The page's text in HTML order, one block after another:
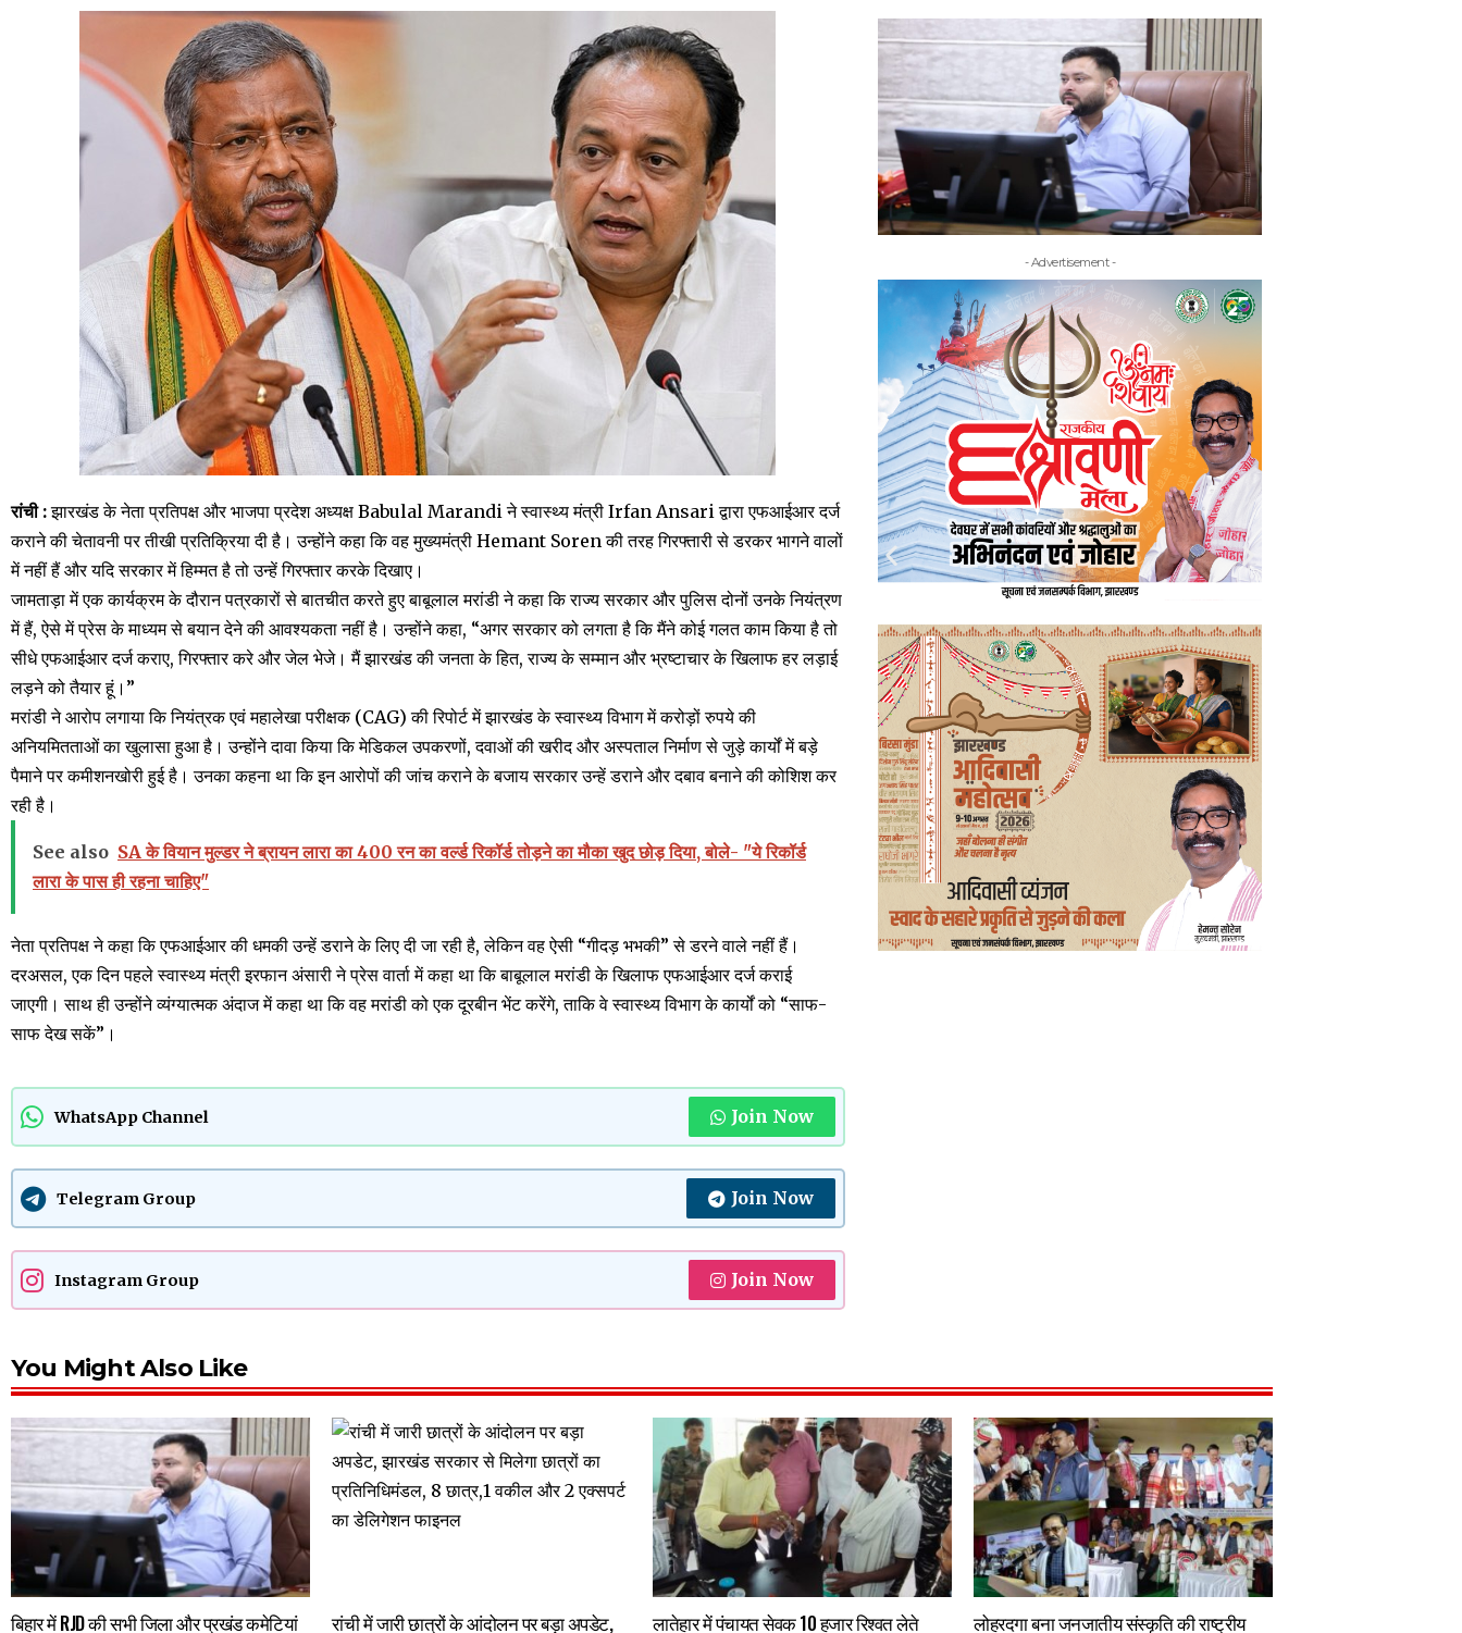
रांची :झारखंड के नेता प्रतिपक्ष और भाजपा प्रदेश अध्यक्ष Babulal Marandi ने स्वास्थ्य मंत्री Irfan Ansari द्वारा एफआईआर दर्ज
कराने की चेतावनी पर तीखी प्रतिक्रिया दी है। उन्होंने कहा कि वह मुख्यमंत्री Hemant Soren की तरह गिरफ्तारी से डरकर भागने वालों
में नहीं हैं और यदि सरकार में हिम्मत है तो उन्हें गिरफ्तार करके दिखाए।
जामताड़ा में एक कार्यक्रम के दौरान पत्रकारों से बातचीत करते हुए बाबूलाल मरांडी ने कहा कि राज्य सरकार और पुलिस दोनों उनके नियंत्रण
में हैं, ऐसे में प्रेस के माध्यम से बयान देने की आवश्यकता नहीं है। उन्होंने कहा, “अगर सरकार को लगता है कि मैंने कोई गलत काम किया है तो
सीधे एफआईआर दर्ज कराए, गिरफ्तार करे और जेल भेजे। मैं झारखंड की जनता के हित, राज्य के सम्मान और भ्रष्टाचार के खिलाफ हर लड़ाई
लड़ने को तैयार हूं।”
मरांडी ने आरोप लगाया कि नियंत्रक एवं महालेखा परीक्षक (CAG) की रिपोर्ट में झारखंड के स्वास्थ्य विभाग में करोड़ों रुपये की
अनियमितताओं का खुलासा हुआ है। उन्होंने दावा किया कि मेडिकल उपकरणों, दवाओं की खरीद और अस्पताल निर्माण से जुड़े कार्यों में बड़े
पैमाने पर कमीशनखोरी हुई है। उनका कहना था कि इन आरोपों की जांच कराने के बजाय सरकार उन्हें डराने और दबाव बनाने की कोशिश कर
रही है।
See also SA के वियान मुल्डर ने ब्रायन लारा का 400 रन का वर्ल्ड रिकॉर्ड तोड़ने का मौका खुद छोड़ दिया, बोले- "ये रिकॉर्ड
लारा के पास ही रहना चाहिए"
नेता प्रतिपक्ष ने कहा कि एफआईआर की धमकी उन्हें डराने के लिए दी जा रही है, लेकिन वह ऐसी “गीदड़ भभकी” से डरने वाले नहीं हैं।
दरअसल, एक दिन पहले स्वास्थ्य मंत्री इरफान अंसारी ने प्रेस वार्ता में कहा था कि बाबूलाल मरांडी के खिलाफ एफआईआर दर्ज कराई
जाएगी। साथ ही उन्होंने व्यंग्यात्मक अंदाज में कहा था कि वह मरांडी को एक दूरबीन भेंट करेंगे, ताकि वे स्वास्थ्य विभाग के कार्यों को “साफ-
साफ देख सकें”।
WhatsApp Channel Join Now
Telegram Group Join Now
Instagram Group Join Now
- Advertisement -
You Might Also Like
बिहार में RJD की सभी जिला और प्रखंड कमेटियां रांची में जारी छात्रों के आंदोलन पर बड़ा अपडेट, लातेहार में पंचायत सेवक 10 हजार रिश्वत लेते लोहरदगा बना जनजातीय संस्कृति की राष्ट्रीय